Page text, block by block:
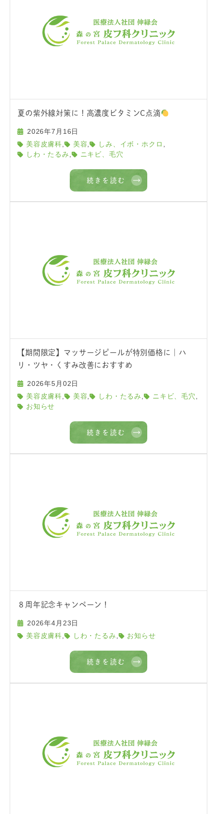
夏の紫外線対策に！高濃度ビタミンC点滴
2026年7月16日
美容皮膚科
美容 , しみ、イボ・ホクロ
しわ・たるみ ニキビ、毛穴
続きを読む
【期間限定】マッサージピールが特別価格に｜ハ
リ・ツヤ・くすみ改善におすすめ
2026年5月02日
美容皮膚科
美容 , しわ・たるみ ニキビ、毛穴
お知らせ
続きを読む
８周年記念キャンペーン！
2026年4月23日
美容皮膚科, しわ・たるみ , お知らせ
続きを読む